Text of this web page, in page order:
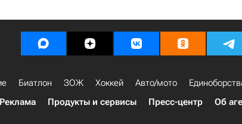
Биатлон ЗОЖ Хоккей Авто/мото
Реклама Продукты и сервисы Пресс-центр Об